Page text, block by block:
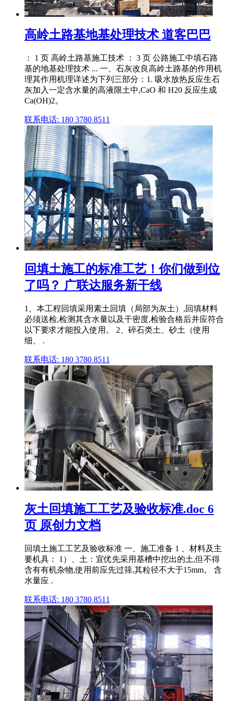
高岭土路基地基处理技术 道客巴巴
： 1 页 高岭土路基施工技术 ： 3 页 公路施工中填石路
基的地基处理技术 ... 一、石灰改良高岭土路基的作用机
理其作用机理详述为下列三部分：1. 吸水放热反应生石
灰加入一定含水量的高液限土中,CaO 和 H20 反应生成
Ca(OH)2。
联系电话: 180 3780 8511
回填土施工的标准工艺！你们做到位
了吗？ 广联达服务新干线
1、本工程回填采用素土回填（局部为灰土）,回填材料
必须送检,检测其含水量以及干密度,检验合格后并应符合
以下要求才能投入使用。 2、碎石类土、砂土（使用
细、 .
联系电话: 180 3780 8511
灰土回填施工工艺及验收标准.doc 6
页 原创力文档
回填土施工工艺及验收标准 一、施工准备 1 、材料及主
要机具： 1）、土：宜优先采用基槽中挖出的土,但不得
含有有机杂物,使用前应先过筛,其粒径不大于15mm。 含
水量应 .
联系电话: 180 3780 8511